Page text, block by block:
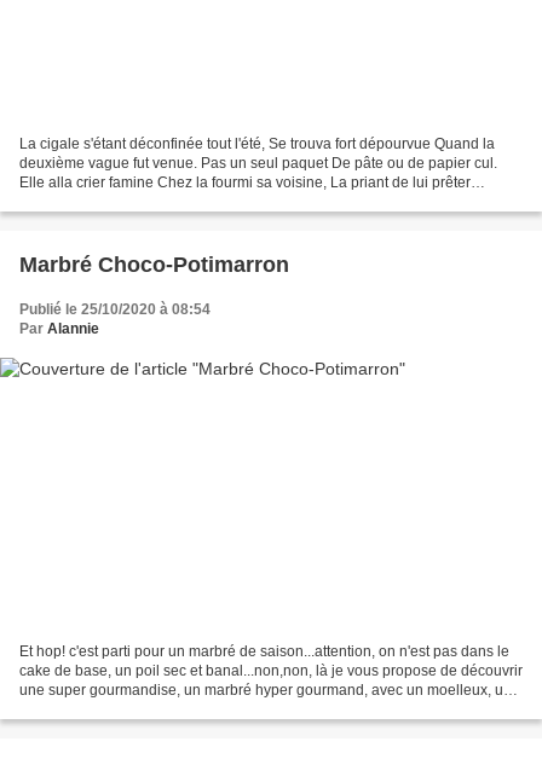
La cigale s'étant déconfinée tout l'été, Se trouva fort dépourvue Quand la
deuxième vague fut venue. Pas un seul paquet De pâte ou de papier cul.
Elle alla crier famine Chez la fourmi sa voisine, La priant de lui prêter
Marbré Choco-Potimarron
Publié le 25/10/2020 à 08:54
Par Alannie
Et hop! c'est parti pour un marbré de saison...attention, on n'est pas dans le
cake de base, un poil sec et banal...non,non, là je vous propose de découvrir
une super gourmandise, un marbré hyper gourmand, avec un moelleux, une